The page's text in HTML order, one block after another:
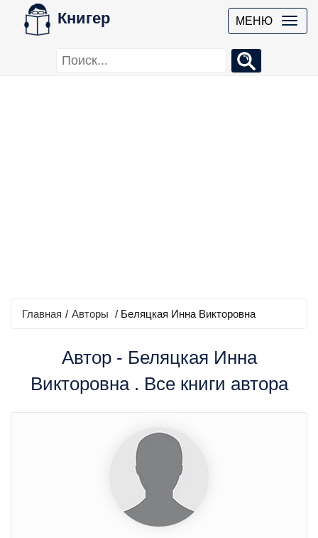
Книгер МЕНЮ
Главная / Авторы / Беляцкая Инна Викторовна
Автор - Беляцкая Инна
Викторовна . Все книги автора